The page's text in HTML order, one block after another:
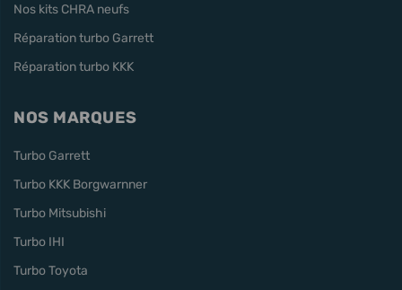
Nos kits CHRA neufs
Réparation turbo Garrett
Réparation turbo KKK
NOS MARQUES
Turbo Garrett
Turbo KKK Borgwarnner
Turbo Mitsubishi
Turbo IHI
Turbo Toyota